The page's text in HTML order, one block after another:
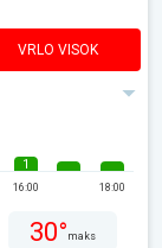
VRLO VISOK
1
16:00 18:00
30° maks